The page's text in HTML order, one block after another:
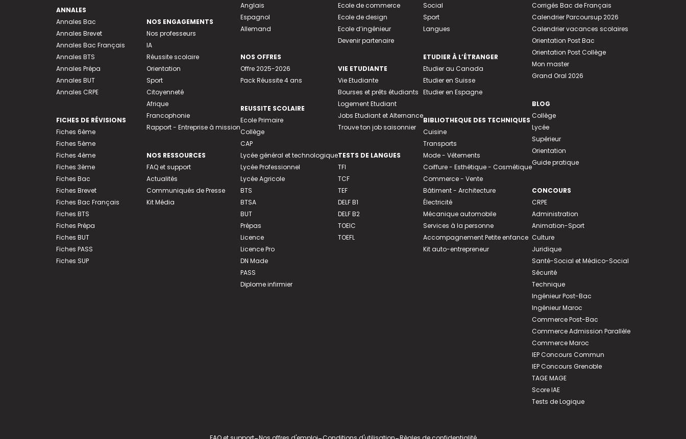
ANNALES
Annales Bac
Annales Brevet
Annales Bac Français
Annales BTS
Annales Prépa
Annales BUT
Annales CRPE
FICHES DE RÉVISIONS
Fiches 6ème
Fiches 5ème
Fiches 4ème
Fiches 3ème
Fiches Bac
Fiches Brevet
Fiches Bac Français
Fiches BTS
Fiches Prépa
Fiches BUT
Fiches PASS
Fiches SUP
NOS ENGAGEMENTS
Nos professeurs
IA
Réussite scolaire
Orientation
Sport
Citoyenneté
Afrique
Francophonie
Rapport - Entreprise à mission
NOS RESSOURCES
FAQ et support
Actualités
Communiqués de Presse
Kit Média
Anglais
Espagnol
Allemand
NOS OFFRES
Offre 2025-2026
Pack Réussite 4 ans
REUSSITE SCOLAIRE
Ecole Primaire
Collège
CAP
Lycée général et technologique
Lycée Professionnel
Lycée Agricole
BTS
BTSA
BUT
Prépas
Licence
Licence Pro
DN Made
PASS
Diplome infirmier
Ecole de commerce
Ecole de design
Ecole d’ingénieur
Devenir partenaire
VIE ETUDIANTE
Vie Etudiante
Bourses et prêts étudiants
Logement Etudiant
Jobs Etudiant et Alternance
Trouve ton job saisonnier
TESTS DE LANGUES
TFI
TCF
TEF
DELF B1
DELF B2
TOEIC
TOEFL
Social
Sport
Langues
ETUDIER À L’ÉTRANGER
Etudier au Canada
Etudier en Suisse
Etudier en Espagne
BIBLIOTHEQUE DES TECHNIQUES
Cuisine
Transports
Mode - Vêtements
Coiffure - Esthétique - Cosmétique
Commerce - Vente
Bâtiment - Architecture
Électricité
Mécanique automobile
Services à la personne
Accompagnement Petite enfance
Kit auto-entrepreneur
Corrigés Bac de Français
Calendrier Parcoursup 2026
Calendrier vacances scolaires
Orientation Post Bac
Orientation Post Collège
Mon master
Grand Oral 2026
BLOG
Collège
Lycée
Supérieur
Orientation
Guide pratique
CONCOURS
CRPE
Administration
Animation-Sport
Culture
Juridique
Santé-Social et Médico-Social
Sécurité
Technique
Ingénieur Post-Bac
Ingénieur Maroc
Commerce Post-Bac
Commerce Admission Parallèle
Commerce Maroc
IEP Concours Commun
IEP Concours Grenoble
TAGE MAGE
Score IAE
Tests de Logique